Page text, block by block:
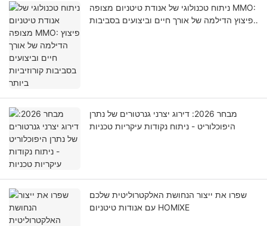
ניתוח טכנולוגי של אנודת טיטניום מצופה MMO:
פיצוץ הדילמה של אורך חיים וביצועים בסביבות
מבחר 2026: דירוג יצרני גנרטורים של נתרן
היפוכלוריט - ניתוח נקודות עיקריות טכניות
שפרו את ייצור הנחושת האלקטרוליטית שלכם
עם אנודות טיטניום HOMlXE